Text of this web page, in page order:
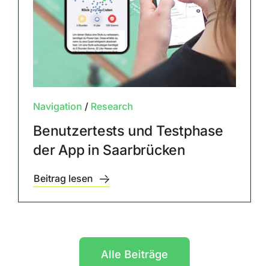
Navigation / Research
Benutzertests und Testphase
der App in Saarbrücken
Beitrag lesen
Alle Beiträge